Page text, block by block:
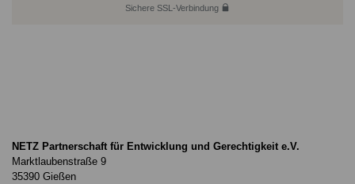
Sichere SSL-Verbindung
NETZ Partnerschaft für Entwicklung und Gerechtigkeit e.V.
Marktlaubenstraße 9
35390 Gießen